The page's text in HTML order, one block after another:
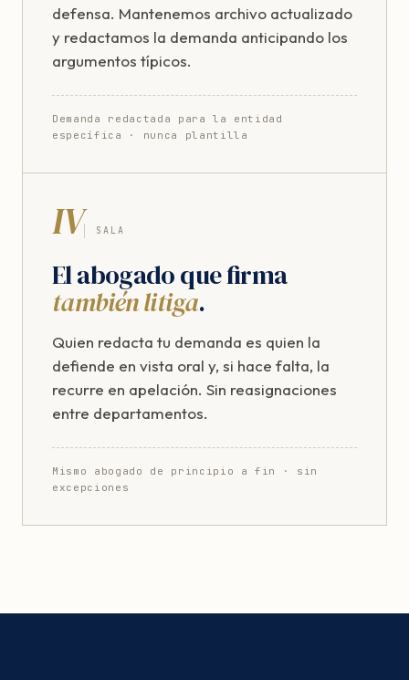
defensa. Mantenemos archivo actualizado
y redactamos la demanda anticipando los
argumentos típicos.
Demanda redactada para la entidad
específica · nunca plantilla
IV SALA
El abogado que firma
también litiga.
Quien redacta tu demanda es quien la
defiende en vista oral y, si hace falta, la
recurre en apelación. Sin reasignaciones
entre departamentos.
Mismo abogado de principio a fin · sin
excepciones